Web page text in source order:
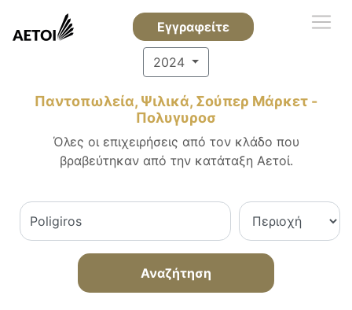
Εγγραφείτε
2024
Παντοπωλεία, Ψιλικά, Σούπερ Μάρκετ -
Πολυγυροσ
Όλες οι επιχειρήσεις από τον κλάδο που
βραβεύτηκαν από την κατάταξη Αετοί.
Αναζήτηση